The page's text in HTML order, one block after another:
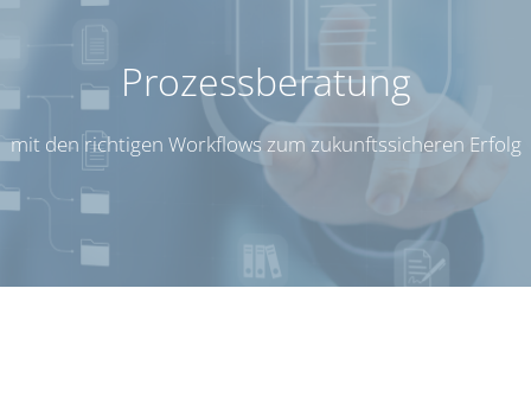
Pro­zess­be­ra­tung
mit den rich­ti­gen Work­flows zum zukunfts­si­che­ren Erfolg